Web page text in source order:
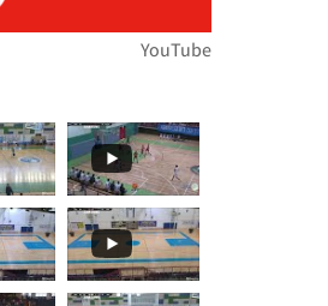
YouTube
🏆🏃‍♀️🏃 יצאנו
🏆🏃‍♀️🏃